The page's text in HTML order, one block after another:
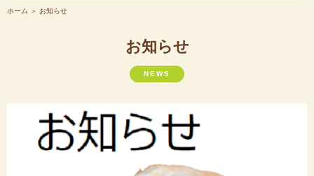
ホーム ＞ お知らせ
お知らせ
NEWS